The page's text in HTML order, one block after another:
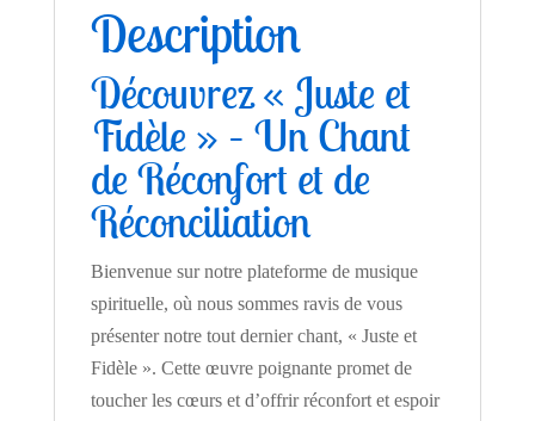
Description
Découvrez « Juste et
Fidèle » – Un Chant
de Réconfort et de
Réconciliation
Bienvenue sur notre plateforme de musique
spirituelle, où nous sommes ravis de vous
présenter notre tout dernier chant, « Juste et
Fidèle ». Cette œuvre poignante promet de
toucher les cœurs et d’offrir réconfort et espoir